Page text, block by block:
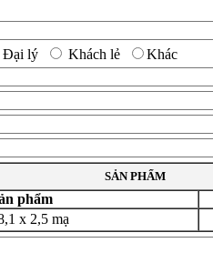
Đại lý Khách lẻ Khác
SẢN PHẨM
phẩm
x 2,5 mạ